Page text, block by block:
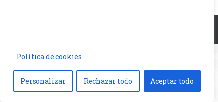
Política de cookies
Personalizar Rechazar todo Aceptar todo